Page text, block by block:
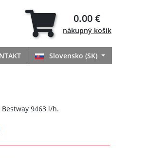
0.00 €
nákupný košík
Slovensko (SK)
9463 l/h.